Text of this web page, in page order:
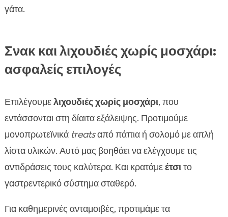
γάτα.
Σνακ και λιχουδιές χωρίς μοσχάρι:
ασφαλείς επιλογές
Επιλέγουμελιχουδιές χωρίς μοσχάρι, που
εντάσσονται στη δίαιτα εξάλειψης. Προτιμούμε
μονοπρωτεϊνικά treatsαπό πάπια ή σολομό με απλή
λίστα υλικών. Αυτό μας βοηθάει να ελέγχουμε τις
αντιδράσεις τους καλύτερα. Και κρατάμεέτσιτο
γαστρεντερικό σύστημα σταθερό.
Για καθημερινές ανταμοιβές, προτιμάμε τα